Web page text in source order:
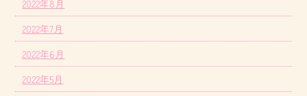
2022年8月
2022年7月
2022年6月
2022年5月